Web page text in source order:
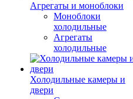
Агрегаты и моноблоки
Моноблоки
холодильные
Агрегаты
холодильные
Холодильные камеры и
двери